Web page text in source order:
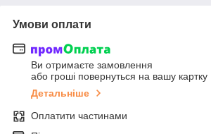
Умови оплати
Ви отримаєте замовлення
або гроші повернуться на вашу картку
Детальніше
Оплатити частинами